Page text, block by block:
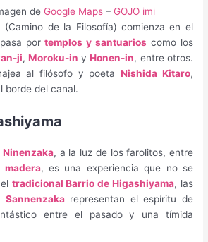
de Google Maps – GOJO imi
(Camino de la Filosofía) comienza en el
portemplos y santuarios como los
ji, Moroku-in yHonen-in, entre otros.
al filósofo y poetaNishida Kitaro,
borde del canal.
Ninenzaka, a la luz de los farolitos, entre
madera, es una experiencia que no se
tradicional Barrio de Higashiyama, las
Sannenzakarepresentan el espíritu de
entre el pasado y una tímida